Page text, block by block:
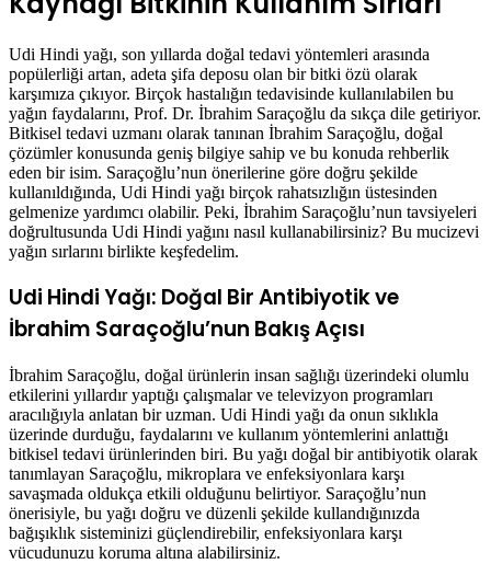
Udi Hindi yağı, son yıllarda doğal tedavi yöntemleri arasında
popülerliği artan, adeta şifa deposu olan bir bitki özü olarak
karşımıza çıkıyor. Birçok hastalığın tedavisinde kullanılabilen bu
yağın faydalarını, Prof. Dr. İbrahim Saraçoğlu da sıkça dile getiriyor.
Bitkisel tedavi uzmanı olarak tanınan İbrahim Saraçoğlu, doğal
çözümler konusunda geniş bilgiye sahip ve bu konuda rehberlik
eden bir isim. Saraçoğlu’nun önerilerine göre doğru şekilde
kullanıldığında, Udi Hindi yağı birçok rahatsızlığın üstesinden
gelmenize yardımcı olabilir. Peki, İbrahim Saraçoğlu’nun tavsiyeleri
doğrultusunda Udi Hindi yağını nasıl kullanabilirsiniz? Bu mucizevi
yağın sırlarını birlikte keşfedelim.
Udi Hindi Yağı: Doğal Bir Antibiyotik ve
İbrahim Saraçoğlu’nun Bakış Açısı
İbrahim Saraçoğlu, doğal ürünlerin insan sağlığı üzerindeki olumlu
etkilerini yıllardır yaptığı çalışmalar ve televizyon programları
aracılığıyla anlatan bir uzman. Udi Hindi yağı da onun sıklıkla
üzerinde durduğu, faydalarını ve kullanım yöntemlerini anlattığı
bitkisel tedavi ürünlerinden biri. Bu yağı doğal bir antibiyotik olarak
tanımlayan Saraçoğlu, mikroplara ve enfeksiyonlara karşı
savaşmada oldukça etkili olduğunu belirtiyor. Saraçoğlu’nun
önerisiyle, bu yağı doğru ve düzenli şekilde kullandığınızda
bağışıklık sisteminizi güçlendirebilir, enfeksiyonlara karşı
vücudunuzu koruma altına alabilirsiniz.